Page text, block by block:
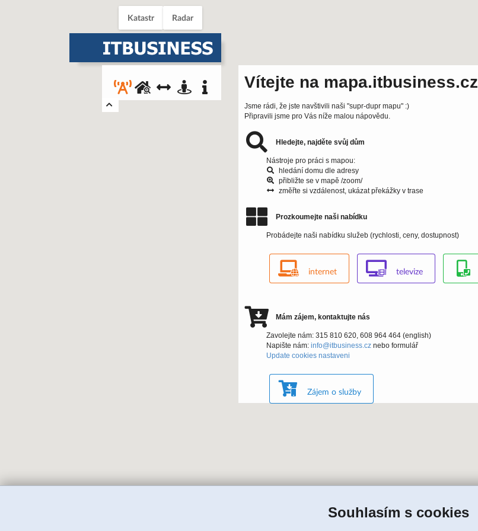
Souhlasím s cookies
Katastr Radar
Vítejte na mapa.itbusiness.cz
Jsme rádi, že jste navštivili naši "supr-dupr mapu" :)
Připravili jsme pro Vás níže malou nápovědu.
Hledejte, najděte svůj dům
Nástroje pro práci s mapou:
hledání domu dle adresy
přibližte se v mapě /zoom/
změřte si vzdálenost, ukázat překážky v trase
Prozkoumejte naši nabídku
Probádejte naši nabídku služeb (rychlosti, ceny, dostupnost)
internet televize
Mám zájem, kontaktujte nás
Zavolejte nám: 315 810 620, 608 964 464 (english)
Napište nám: info@itbusiness.cz nebo formulář
Update cookies nastaveni
Zájem o služby